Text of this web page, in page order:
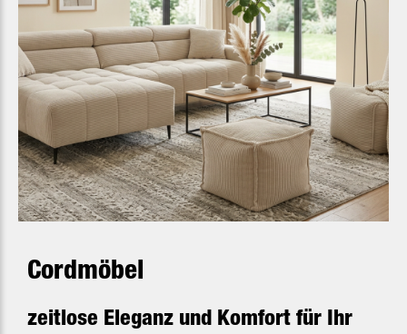
Cordmöbel
zeitlose Eleganz und Komfort für Ihr